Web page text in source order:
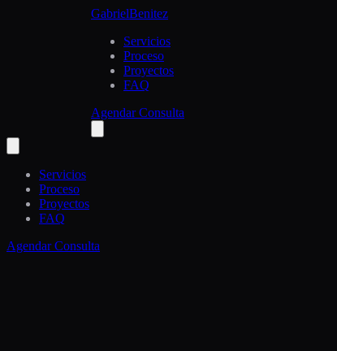
GabrielBenitez
Servicios
Proceso
Proyectos
FAQ
Agendar Consulta
Servicios
Proceso
Proyectos
FAQ
Agendar Consulta